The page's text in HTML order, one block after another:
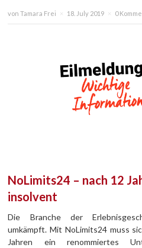
von Tamara Frei 18. July 2019 0
NoLimits24 – nach 12
insolvent
Die Branche der
umkämpft. Mit NoLimits24 muss
Jahren ein renommiertes